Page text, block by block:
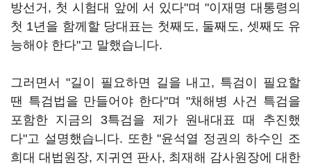
방선거, 첫 시험대 앞에 서 있다"며 "이재명 대통령의
첫 1년을 함께할 당대표는 첫째도, 둘째도, 셋째도 유
능해야 한다"고 말했습니다.
그러면서 "길이 필요하면 길을 내고, 특검이 필요할
땐 특검법을 만들어야 한다"며 "채해병 사건 특검을
포함한 지금의 3특검을 제가 원내대표 때 추진했
다"고 설명했습니다. 또한 "윤석열 정권의 하수인 조
희대 대법원장, 지귀연 판사, 최재해 감사원장에 대한